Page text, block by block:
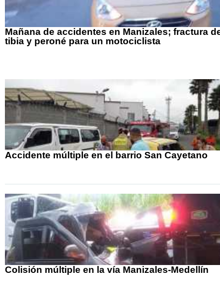
Mañana de accidentes en Manizales; fractura
tibia y peroné para un motociclista
Accidente múltiple en el barrio San Cayetano
Colisión múltiple en la vía Manizales-Medellín